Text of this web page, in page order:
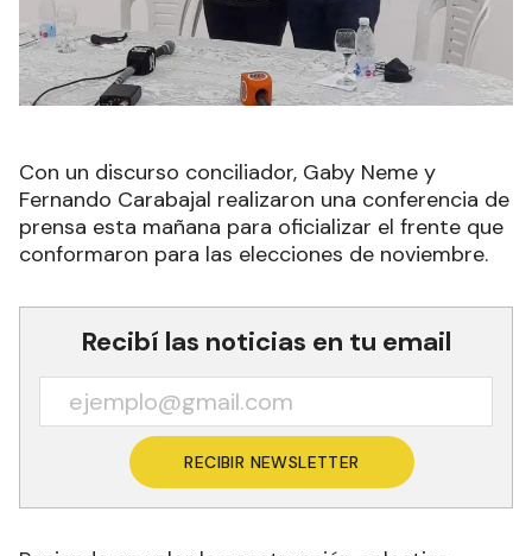
Con un discurso conciliador, Gaby Neme y
Fernando Carabajal realizaron una conferencia de
prensa esta mañana para oficializar el frente que
conformaron para las elecciones de noviembre.
Recibí las noticias en tu email
RECIBIR NEWSLETTER